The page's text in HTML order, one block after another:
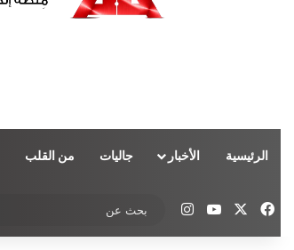
الرئيسية الأخبار جاليات من القلب
فيسبوك ‫YouTubeانستقرام